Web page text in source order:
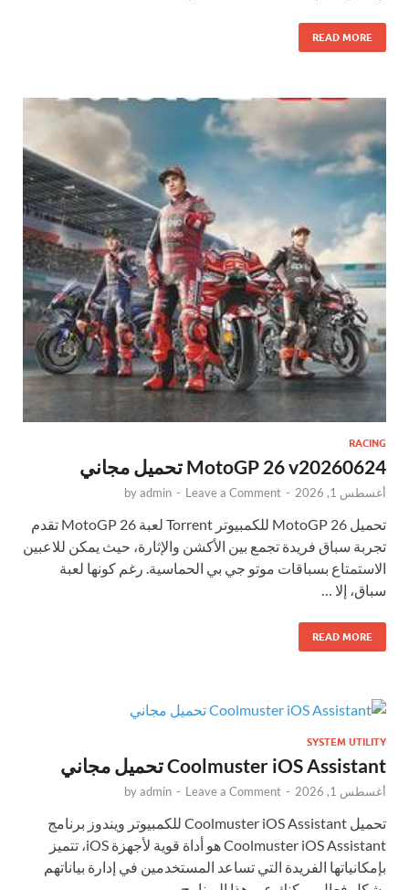
READ MORE
RACING
MotoGP 26 v20260624 تحميل مجاني
أغسطس 1, 2026 -
byadmin - Leave a Comment
تحميل MotoGP 26 للكمبيوتر Torrent لعبة MotoGP 26 تقدم
تجربة سباق فريدة تجمع بين الأكشن والإثارة، حيث يمكن للاعبين
الاستمتاع بسباقات موتو جي بي الحماسية. رغم كونها لعبة
سباق، إلا …
READ MORE
SYSTEM UTILITY
Coolmuster iOS Assistant تحميل مجاني
أغسطس 1, 2026 -
byadmin - Leave a Comment
تحميل Coolmuster iOS Assistant للكمبيوتر ويندوز برنامج
Coolmuster iOS Assistant هو أداة قوية لأجهزة iOS، تتميز
بإمكانياتها الفريدة التي تساعد المستخدمين في إدارة بياناتهم